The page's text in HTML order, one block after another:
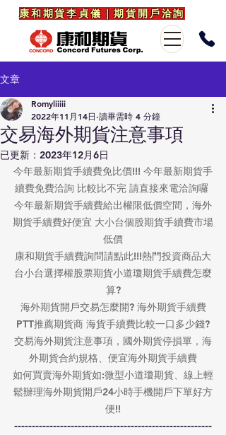
康和期貨李貞儀｜期貨開戶洽詢
文章
交易海外期貨注意事項
Romyliiiii
2022年11月14日 讀畢需時 4 分鐘
已更新： 2023年12月6日
今年最新期貨手續費免比價!!! 今年最新期貨手
續費免費洽詢 比較比不完 請直接來電洽詢囉
今年最新期貨手續費給出權限低價空間，海外
期貨手續費好便宜 大小台個股期貨手續費市場
低價
康和期貨手續費詢問請點此!!!熱門投資商品大
台小台選擇權股票期貨小道瓊期貨手續費怎麼
算?
海外期貨開戶交易怎麼開? 海外期貨手續費
PTT推薦期貨商 海貨手續費比較一口多少錢?
交易海外期貨注意事項，國外期貨停損單，海
外期貨合約規格、便宜海外期貨手續費
如何買賣海外期貨如:微型小道瓊期貨、線上輕
鬆辦理海外期貨開戶24小時手機開戶下單好方
便!!
--------------------------------------------------------